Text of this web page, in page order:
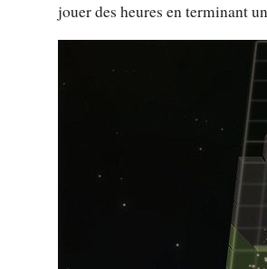
jouer des heures en terminant